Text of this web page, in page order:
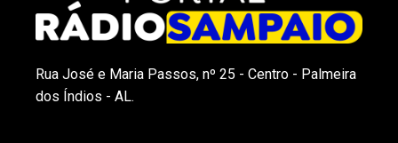
Rua José e Maria Passos, nº 25 - Centro - Palmeira
dos Índios - AL.